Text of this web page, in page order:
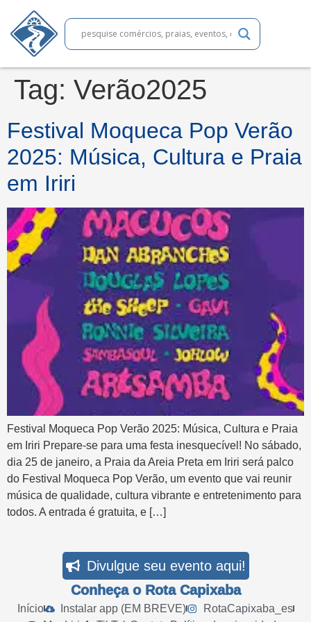
Tag: Verão2025
Festival Moqueca Pop Verão
2025: Música, Cultura e Praia
em Iriri
Festival Moqueca Pop Verão 2025: Música, Cultura e Praia
em Iriri Prepare-se para uma festa inesquecível! No sábado,
dia 25 de janeiro, a Praia da Areia Preta em Iriri será palco
do Festival Moqueca Pop Verão, um evento que vai reunir
música de qualidade, cultura vibrante e entretenimento para
todos. A entrada é gratuita, e […]
Divulgue seu evento aqui!
Conheça o Rota Capixaba
Início Instalar app (EM BREVE)
RotaCapixaba_es